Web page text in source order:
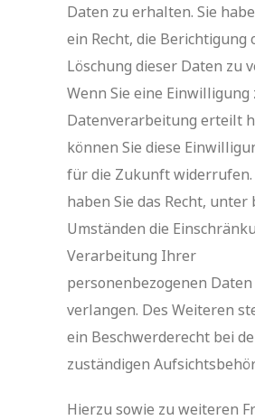
Daten zu erhalten. Sie
ein Recht, die Berichtigung
Löschung dieser Daten zu
Wenn Sie eine Einwilligung
Datenverarbeitung erteilt
können Sie diese
für die Zukunft widerrufen.
haben Sie das Recht,
Umständen die
Verarbeitung Ihrer
personenbezogenen Daten
verlangen. Des Weiteren
ein Beschwerderecht bei
zuständigen
Hierzu sowie zu weiteren